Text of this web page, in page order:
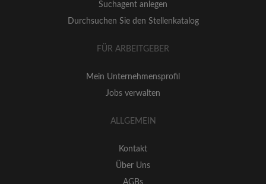
Suchagent anlegen
Durchsuchen Sie den Stellenkatalog
FÜR ARBEITGEBER
Mein Unternehmensprofil
Jobs verwalten
ALLGEMEIN
Kontakt
Über Uns
AGBs